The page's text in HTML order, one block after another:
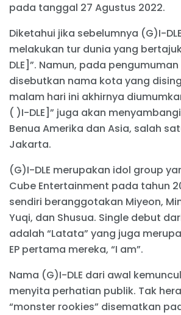
pada tanggal 27 Agustus 2022.
Diketahui jika sebelumnya (G)I-
melakukan tur dunia yang
DLE]”. Namun, pada
disebutkan nama kota yang
malam hari ini akhirnya
( )I-DLE]” juga akan
Benua Amerika dan Asia, salah
Jakarta.
(G)I-DLE merupakan idol group
Cube Entertainment pada tahun
sendiri beranggotakan Miyeon,
Yuqi, dan Shusua. Single debut
adalah “Latata” yang juga
EP pertama mereka, “I am”.
Nama (G)I-DLE dari awal
menyita perhatian publik. Tak
“monster rookies” disematkan